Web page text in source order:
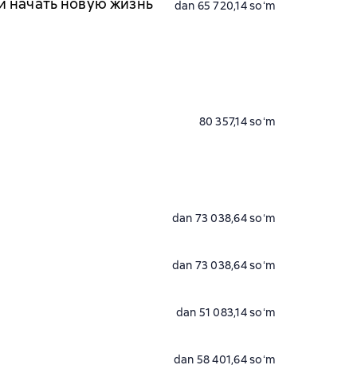
dan 65 720,14 soʻm
80 357,14 soʻm
dan 73 038,64 soʻm
dan 73 038,64 soʻm
dan 51 083,14 soʻm
dan 58 401,64 soʻm